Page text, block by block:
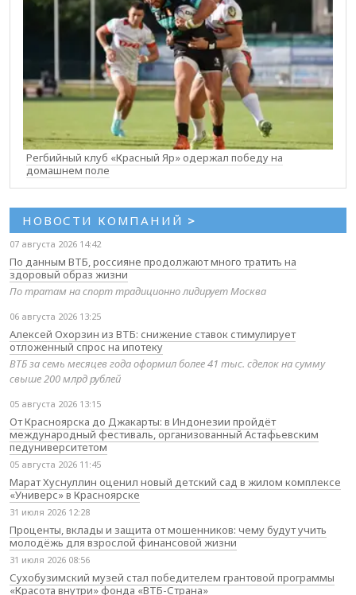
Регбийный клуб «Красный Яр» одержал победу на
домашнем поле
НОВОСТИ КОМПАНИЙ >
07 августа 2026 14:42
По данным ВТБ, россияне продолжают много тратить на
здоровый образ жизни
По тратам на спорт традиционно лидирует Москва
06 августа 2026 13:25
Алексей Охорзин из ВТБ: снижение ставок стимулирует
отложенный спрос на ипотеку
ВТБ за семь месяцев года оформил более 41 тыс. сделок на сумму
свыше 200 млрд рублей
05 августа 2026 13:15
От Красноярска до Джакарты: в Индонезии пройдёт
международный фестиваль, организованный Астафьевским
педуниверситетом
05 августа 2026 11:45
Марат Хуснуллин оценил новый детский сад в жилом комплексе
«Универс» в Красноярске
31 июля 2026 12:28
Проценты, вклады и защита от мошенников: чему будут учить
молодёжь для взрослой финансовой жизни
31 июля 2026 08:56
Сухобузимский музей стал победителем грантовой программы
«Красота внутри» фонда «ВТБ-Страна»